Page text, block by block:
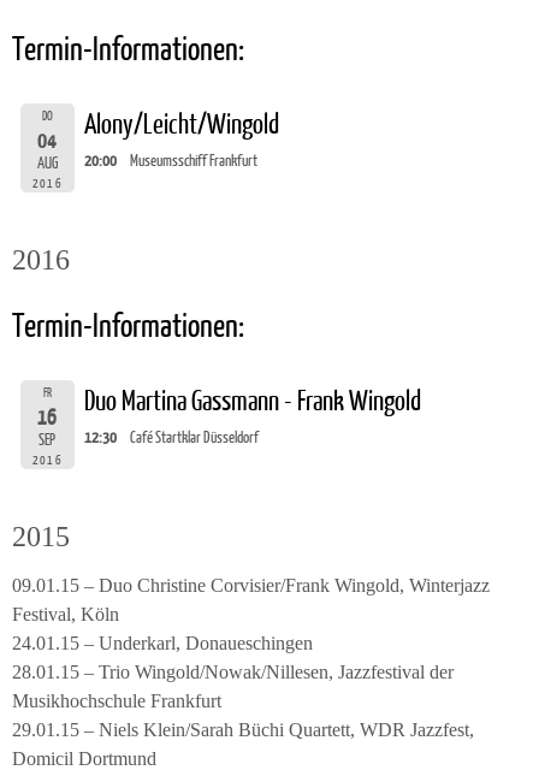
Termin-Informationen:
DO
04
AUG
2016
Alony/Leicht/Wingold
20:00 Museumsschiff Frankfurt
2016
Termin-Informationen:
FR
16
SEP
2016
Duo Martina Gassmann - Frank Wingold
12:30 Café Startklar Düsseldorf
2015
09.01.15 – Duo Christine Corvisier/Frank Wingold, Winterjazz
Festival, Köln
24.01.15 – Underkarl, Donaueschingen
28.01.15 – Trio Wingold/Nowak/Nillesen, Jazzfestival der
Musikhochschule Frankfurt
29.01.15 – Niels Klein/Sarah Büchi Quartett, WDR Jazzfest,
Domicil Dortmund